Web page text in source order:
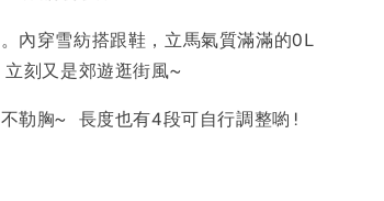
450
NT$ 450
內穿雪紡搭跟鞋，立馬氣質滿滿的OL
刻又是郊遊逛街風~
勒胸~ 長度也有4段可自行調整喲!